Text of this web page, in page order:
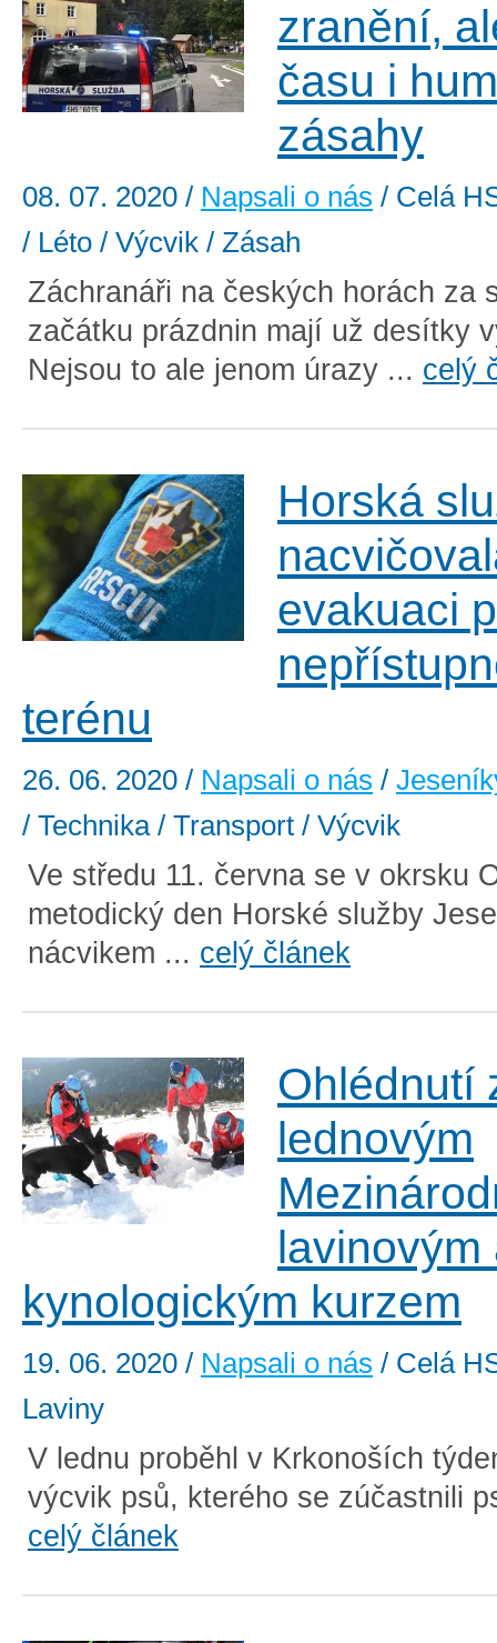
zranění,
času i
zásahy
08. 07. 2020 / Napsali o nás / Celá
/ Léto / Výcvik / Zásah
Záchranáři na českých horách za
začátku prázdnin mají už desítky
Nejsou to ale jenom úrazy ... celý
Horská
evakuaci
terénu
26. 06. 2020 / Napsali o nás /
/ Technika / Transport / Výcvik
Ve středu 11. června se v okrsku
metodický den Horské služby
nácvikem ... celý článek
Ohlédnutí
lednovým
lavinovým
kynologickým kurzem
19. 06. 2020 / Napsali o nás / Celá
Laviny
V lednu proběhl v Krkonoších
výcvik psů, kterého se zúčastnili
celý článek